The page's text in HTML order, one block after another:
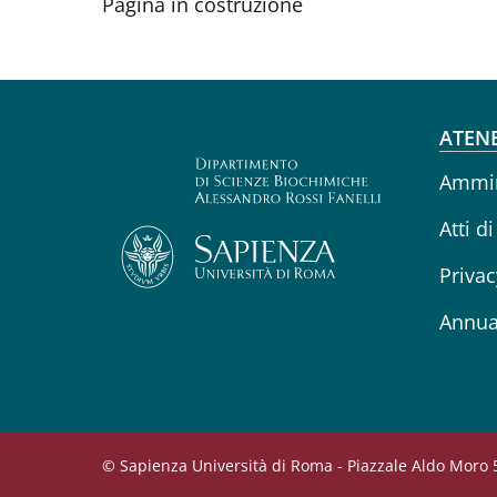
Atti
© Sapienza Università di Roma - Piazzale Aldo Moro